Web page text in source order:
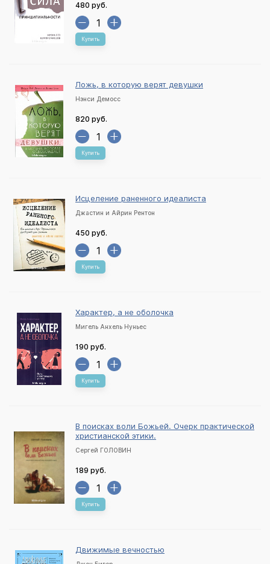
480 руб.
Купить
Ложь, в которую верят девушки
Нэнси Демосс
820 руб.
Купить
Исцеление раненного идеалиста
Джастин и Айрин Рентон
450 руб.
Купить
Характер, а не оболочка
Мигель Анхель Нуньес
190 руб.
Купить
В поисках воли Божьей. Очерк практической
христианской этики.
Сергей ГОЛОВИН
189 руб.
Купить
Движимые вечностью